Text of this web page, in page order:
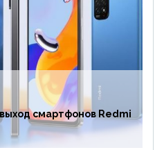
смартфонов Redmi